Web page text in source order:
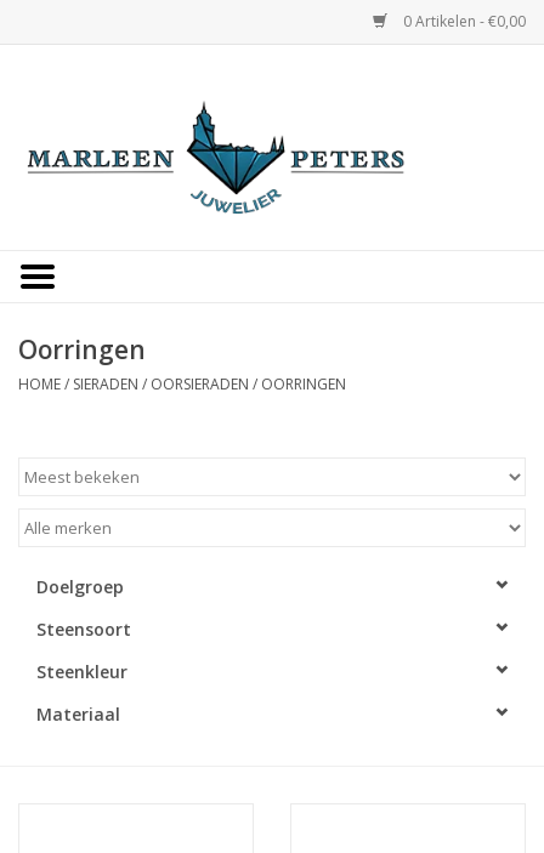
0 Artikelen - €0,00
Occasions
Overige
Merken
Cadeaukaarten
Oorringen
HOME/ SIERADEN / OORSIERADEN / OORRINGEN
Doelgroep
Steensoort
Steenkleur
Materiaal